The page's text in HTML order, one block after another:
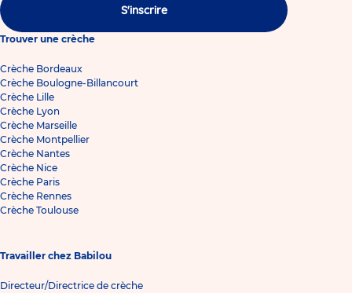
S'inscrire
Trouver une crèche
Crèche Bordeaux
Crèche Boulogne-Billancourt
Crèche Lille
Crèche Lyon
Crèche Marseille
Crèche Montpellier
Crèche Nantes
Crèche Nice
Crèche Paris
Crèche Rennes
Crèche Toulouse
Travailler chez Babilou
Directeur/Directrice de crèche